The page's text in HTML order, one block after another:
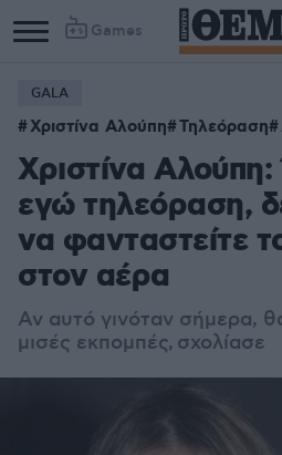
Games
GALA
Χριστίνα Αλούπη Τηλεόραση
Χριστίνα
εγώ τηλεόραση,
να φανταστείτε
στον αέρα
Αν αυτό γινόταν σήμερα,
μισές εκπομπές, σχολίασε